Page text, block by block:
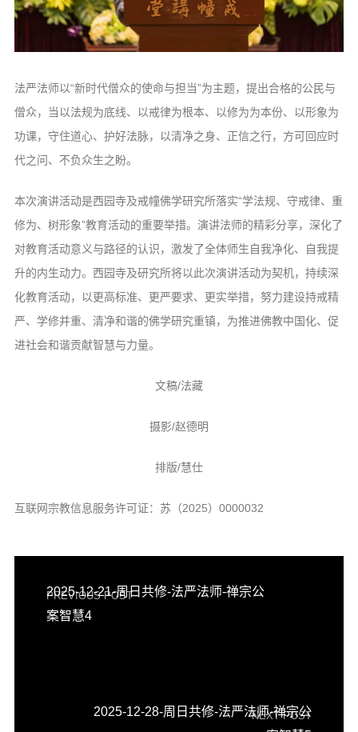
法严法师以“新时代僧众的使命与担当”为主题，提出合格的公民与
僧众，当以法规为底线、以戒律为根本、以修为为本份、以形象为
功课，守住道心、护好法脉，以清净之身、正信之行，方可回应时
代之问、不负众生之盼。
本次演讲活动是西园寺及戒幢佛学研究所落实“学法规、守戒律、重
修为、树形象”教育活动的重要举措。演讲法师的精彩分享，深化了
对教育活动意义与路径的认识，激发了全体师生自我净化、自我提
升的内生动力。西园寺及研究所将以此次演讲活动为契机，持续深
化教育活动，以更高标准、更严要求、更实举措，努力建设持戒精
严、学修并重、清净和谐的佛学研究重镇，为推进佛教中国化、促
进社会和谐贡献智慧与力量。
文稿/法藏
摄影/赵德明
排版/慧仕
互联网宗教信息服务许可证：苏（2025）0000032
PREVIOUS POST
2025-12-21-周日共修-法严法师-禅宗公
案智慧4
NEXT POST
2025-12-28-周日共修-法严法师-禅宗公